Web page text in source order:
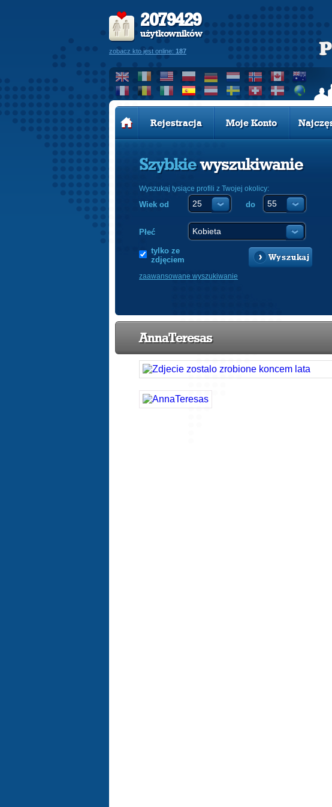
2079429
użytkowników
zobacz kto jest online: 187
Rejestracja Moje Konto
Szybkiewyszukiwanie
Wyszukaj tysiące profili z Twojej okolicy:
Wiek od do
Płeć
tylko ze
zdjęciem
Wyszukaj
zaawansowane wyszukiwanie
AnnaTeresas